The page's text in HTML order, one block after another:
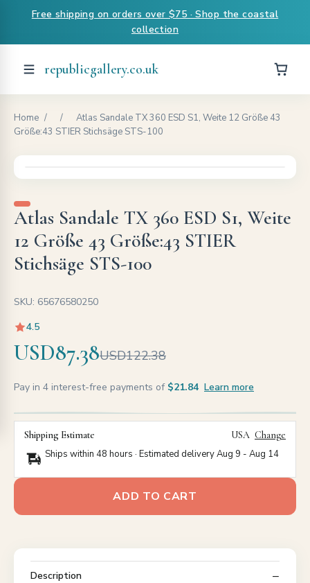
Free shipping on orders over $75 · Shop the coastal
collection
republicgallery.co.uk
Home / /
Atlas Sandale TX 360 ESD S1, Weite 12 Größe 43
Größe:43 STIER Stichsäge STS-100
Atlas Sandale TX 360 ESD S1, Weite
12 Größe 43 Größe:43 STIER
Stichsäge STS-100
SKU: 65676580250
4.5
USD87.38USD122.38
Pay in 4 interest-free payments of $21.84 Learn more
Shipping Estimate USA Change
Ships within 48 hours · Estimated deliveryAug 9 - Aug 14
ADD TO CART
Description